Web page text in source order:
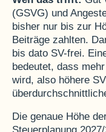
(GSVG) und
bisher nur bis zur
Beiträge zahlten.
bis dato SV-frei.
bedeutet, dass
wird, also höhere
Die genaue Höhe